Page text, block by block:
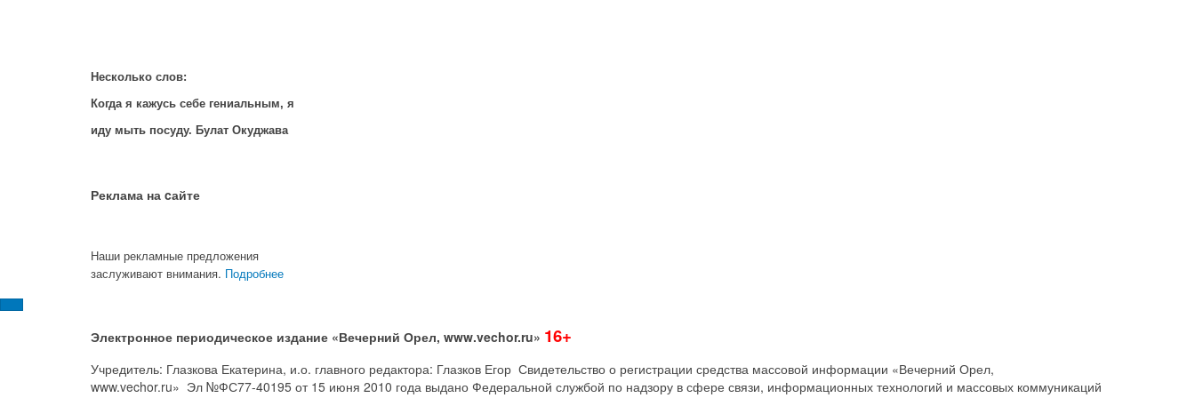
Несколько слов:
Когда я кажусь себе гениальным, я
иду мыть посуду. Булат Окуджава
Реклама на cайте
Наши рекламные предложения
заслуживают внимания. Подробнее
Электронное периодическое издание «Вечерний Орел, www.vechor.ru» 16+
Учредитель: Глазкова Екатерина, и.о. главного редактора: Глазков Егор Свидетельство о регистрации средства массовой информации «Вечерний Орел,
www.vechor.ru» Эл №ФС77-40195 от 15 июня 2010 года выдано Федеральной службой по надзору в сфере связи, информационных технологий и массовых коммуникаций